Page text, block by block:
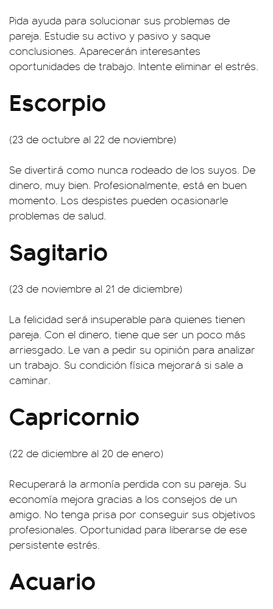
Pida ayuda para solucionar sus problemas de
pareja. Estudie su activo y pasivo y saque
conclusiones. Aparecerán interesantes
oportunidades de trabajo. Intente eliminar el estrés.
Escorpio
(23 de octubre al 22 de noviembre)
Se divertirá como nunca rodeado de los suyos. De
dinero, muy bien. Profesionalmente, está en buen
momento. Los despistes pueden ocasionarle
problemas de salud.
Sagitario
(23 de noviembre al 21 de diciembre)
La felicidad será insuperable para quienes tienen
pareja. Con el dinero, tiene que ser un poco más
arriesgado. Le van a pedir su opinión para analizar
un trabajo. Su condición física mejorará si sale a
caminar.
Capricornio
(22 de diciembre al 20 de enero)
Recuperará la armonía perdida con su pareja. Su
economía mejora gracias a los consejos de un
amigo. No tenga prisa por conseguir sus objetivos
profesionales. Oportunidad para liberarse de ese
persistente estrés.
Acuario